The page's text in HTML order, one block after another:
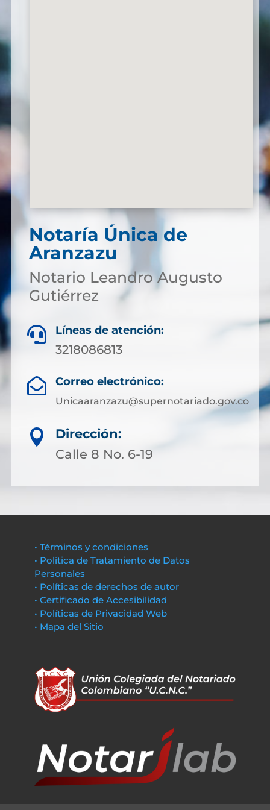
Notaría Única de
Aranzazu
Notario Leandro Augusto
Gutiérrez
 Líneas de atención:
3218086813
 Correo electrónico:
Unicaaranzazu@supernotariado.gov.co

Dirección:
Calle 8 No. 6-19
• Términos y condiciones
• Política de Tratamiento de Datos
Personales
• Políticas de derechos de autor
• Certificado de Accesibilidad
• Políticas de Privacidad Web
• Mapa del Sitio